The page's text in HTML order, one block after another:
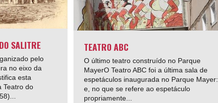
SALITRE
pelo
no eixo da
esta
Teatro do
TEATRO ABC
O último teatro construído no Parque
MayerO Teatro ABC foi a última sala de
espetáculos inaugurada no Parque Mayer:
e, no que se refere ao espetáculo
propriamente...